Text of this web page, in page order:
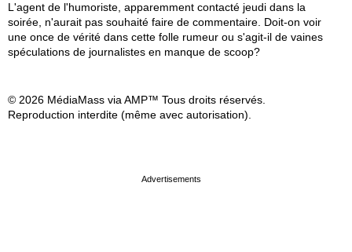
L'agent de l'humoriste, apparemment contacté jeudi dans la
soirée, n'aurait pas souhaité faire de commentaire. Doit-on voir
une once de vérité dans cette folle rumeur ou s'agit-il de vaines
spéculations de journalistes en manque de scoop?
© 2026 MédiaMass via AMP™ Tous droits réservés.
Reproduction interdite (même avec autorisation).